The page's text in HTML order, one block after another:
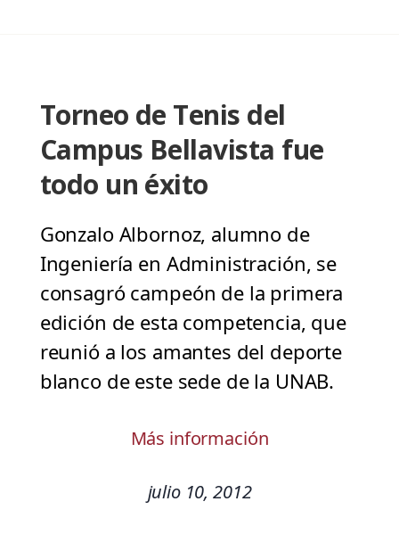
Torneo de Tenis del
Campus Bellavista fue
todo un éxito
Gonzalo Albornoz, alumno de
Ingeniería en Administración, se
consagró campeón de la primera
edición de esta competencia, que
reunió a los amantes del deporte
blanco de este sede de la UNAB.
Más información
julio 10, 2012